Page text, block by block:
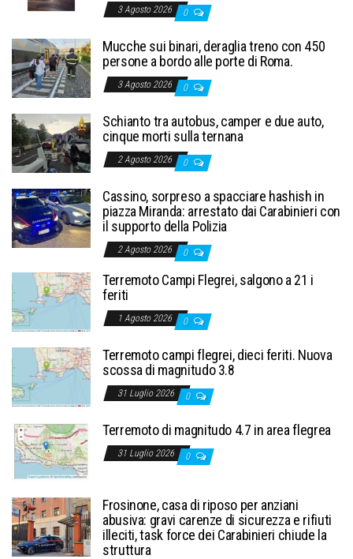
3 Agosto 2026 0
Mucche sui binari, deraglia treno con 450
persone a bordo alle porte di Roma.
3 Agosto 2026 0
Schianto tra autobus, camper e due auto,
cinque morti sulla ternana
2 Agosto 2026 0
Cassino, sorpreso a spacciare hashish in
piazza Miranda: arrestato dai Carabinieri con
il supporto della Polizia
2 Agosto 2026 0
Terremoto Campi Flegrei, salgono a 21 i
feriti
1 Agosto 2026 0
Terremoto campi flegrei, dieci feriti. Nuova
scossa di magnitudo 3.8
31 Luglio 2026 0
Terremoto di magnitudo 4.7 in area flegrea
31 Luglio 2026 0
Frosinone, casa di riposo per anziani
abusiva: gravi carenze di sicurezza e rifiuti
illeciti, task force dei Carabinieri chiude la
struttura